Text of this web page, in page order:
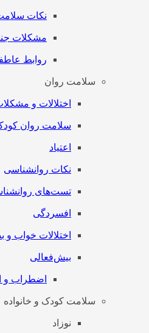
نکات
مشکلات
روابط
سلامت روان
اختلالات و
سلامت روان
اعتیاد
نکات روانشناسی
تست‌های
افسردگی
اختلالات خواب و
بیش‌فعالی
اضطراب
سلامت کودک و خانواده
نوزاد